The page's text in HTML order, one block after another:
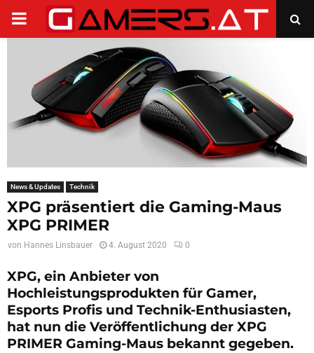
PRIMARY
News & Updates Technik
XPG präsentiert die Gaming-Maus
XPG PRIMER
von Hannes Linsbauer 4. August 2020 0
XPG, ein Anbieter von
Hochleistungsprodukten für Gamer,
Esports Profis und Technik-Enthusiasten,
hat nun die Veröffentlichung der XPG
PRIMER Gaming-Maus bekannt gegeben.